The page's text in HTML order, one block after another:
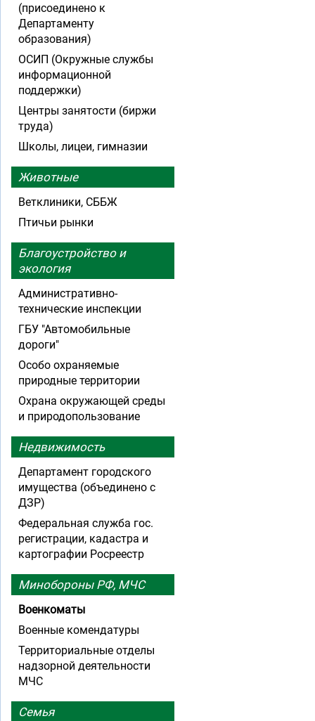
(присоединено к
Департаменту
образования)
ОСИП (Окружные службы
информационной
поддержки)
Центры занятости (биржи
труда)
Школы, лицеи, гимназии
Животные
Ветклиники, СББЖ
Птичьи рынки
Благоустройство и
экология
Административно-
технические инспекции
ГБУ "Автомобильные
дороги"
Особо охраняемые
природные территории
Охрана окружающей среды
и природопользование
Недвижимость
Департамент городского
имущества (объединено с
ДЗР)
Федеральная служба гос.
регистрации, кадастра и
картографии Росреестр
Минобороны РФ, МЧС
Военкоматы
Военные комендатуры
Территориальные отделы
надзорной деятельности
МЧС
Семья